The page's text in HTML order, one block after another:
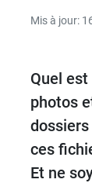
Mis à jour:
Quel
photos
ces
Et ne